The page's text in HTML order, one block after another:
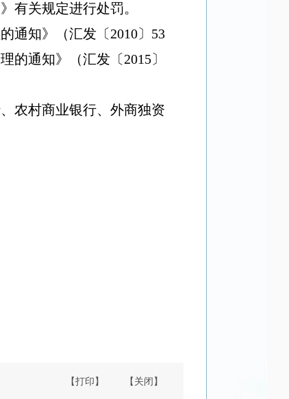
有关规定进行处罚。
通知》（汇发〔2010〕 53
的通知》（汇发〔2015〕
农村商业银行、外商独资
【打印】 【关闭】